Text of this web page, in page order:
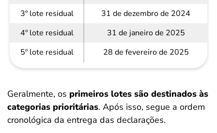
3º lote residual
31 de dezembro de 2024
4º lote residual
31 de janeiro de 2025
5º lote residual
28 de fevereiro de 2025
Geralmente, os primeiros lotes são destinados às
categorias prioritárias. Após isso, segue a ordem
cronológica da entrega das declarações.